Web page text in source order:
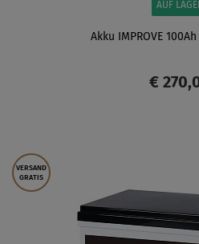
AUF
Akku IMPROVE
€
VERSAND
GRATIS